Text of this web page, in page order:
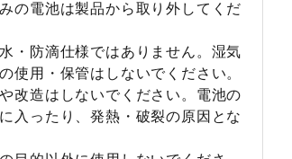
の電池は製品から取り外してくだ
・防滴仕様ではありません。湿気
使用・保管はしないでください。
改造はしないでください。電池の
入ったり、発熱・破裂の原因とな